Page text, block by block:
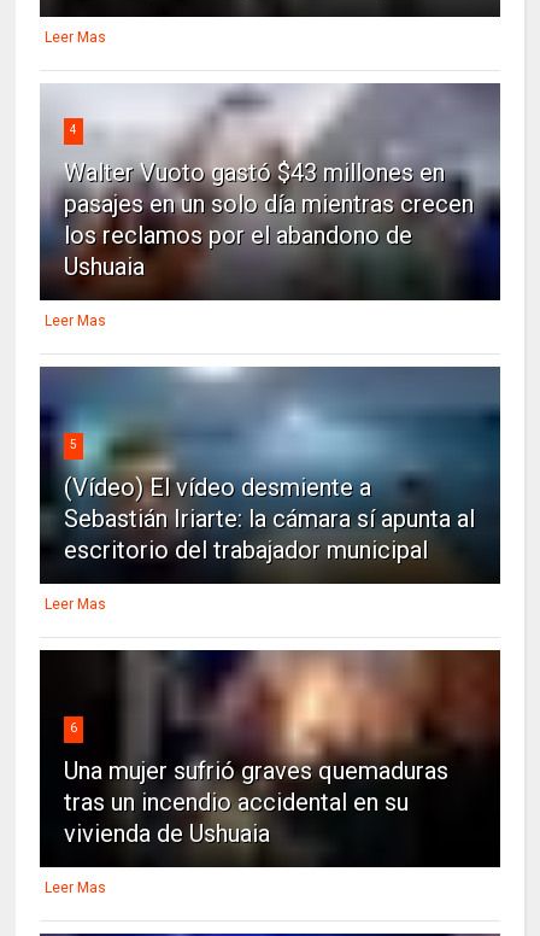
Leer Mas
4
Walter Vuoto gastó $43 millones en
pasajes en un solo día mientras crecen
los reclamos por el abandono de
Ushuaia
Leer Mas
5
(Vídeo) El vídeo desmiente a
Sebastián Iriarte: la cámara sí apunta al
escritorio del trabajador municipal
Leer Mas
6
Una mujer sufrió graves quemaduras
tras un incendio accidental en su
vivienda de Ushuaia
Leer Mas